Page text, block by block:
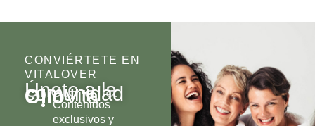
CONVIÉRTETE EN
VITALOVER
Únete a la
comunidad
OlioVita
Contenidos
exclusivos y